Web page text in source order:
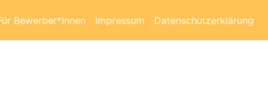
Bewerber*innen Impressum Datenschutzerklärung